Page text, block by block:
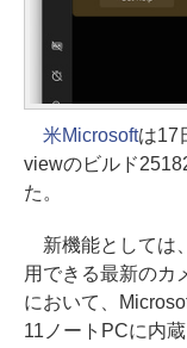
米Microsoftは17
viewのビルド
た。
新機能としては
用できる最新のカ
において、
11ノートPCに内